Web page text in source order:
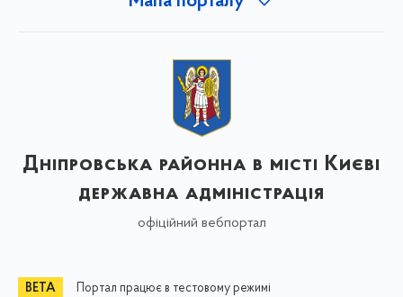
Дніпровська районна в місті Києві
державна адміністрація
офіційний вебпортал
Портал працює в тестовому режимі